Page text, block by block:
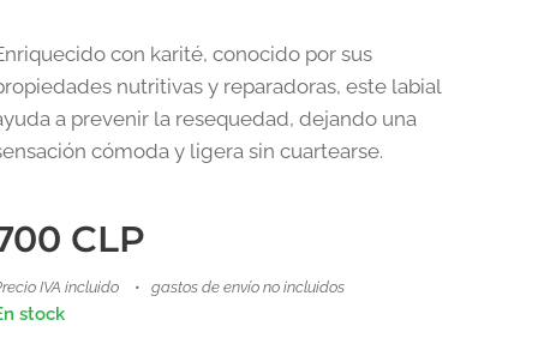
con karité, conocido por sus
nutritivas y reparadoras, este labial
a prevenir la resequedad, dejando una
cómoda y ligera sin cuartearse.
CLP
IVA incluido gastos de envío no incluidos
stock